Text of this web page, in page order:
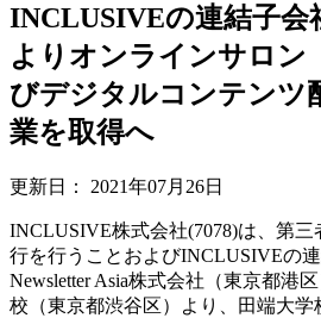
INCLUSIVEの連結子会
よりオンラインサロン
びデジタルコンテンツ
業を取得へ
更新日： 2021年07月26日
INCLUSIVE株式会社(7078)は、第
行を行うことおよびINCLUSIVEの
Newsletter Asia株式会社（東京都港
校（東京都渋谷区）より、田端大